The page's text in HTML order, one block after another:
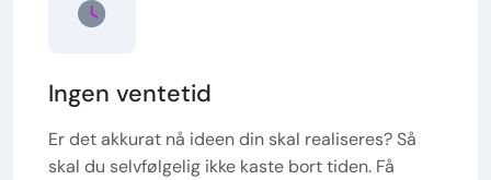
Ingen ventetid
Er det akkurat nå ideen din skal realiseres? Så
skal du selvfølgelig ikke kaste bort tiden. Få